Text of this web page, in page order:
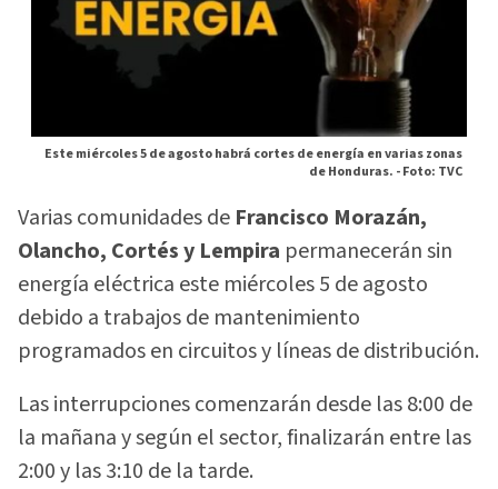
Este miércoles 5 de agosto habrá cortes de energía en varias zonas
de Honduras. -Foto: TVC
Varias comunidades de Francisco Morazán,
Olancho, Cortés y Lempira permanecerán sin
energía eléctrica este miércoles 5 de agosto
debido a trabajos de mantenimiento
programados en circuitos y líneas de distribución.
Las interrupciones comenzarán desde las 8:00 de
la mañana y según el sector, finalizarán entre las
2:00 y las 3:10 de la tarde.